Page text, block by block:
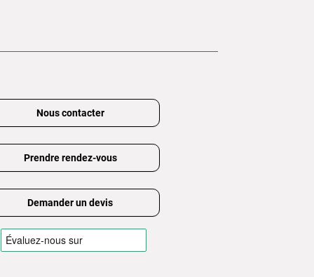
Nous contacter
Prendre rendez-vous
Demander un devis